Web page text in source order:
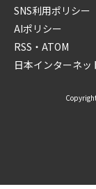
SNS利用ポリシー
AIポリシー
RSS・ATOM
日本インターネッ